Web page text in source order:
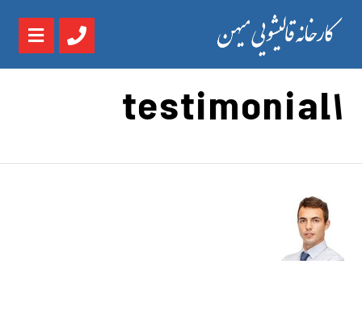
testimonial1